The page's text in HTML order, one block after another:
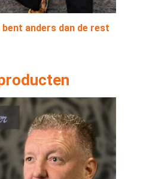
anders dan de rest